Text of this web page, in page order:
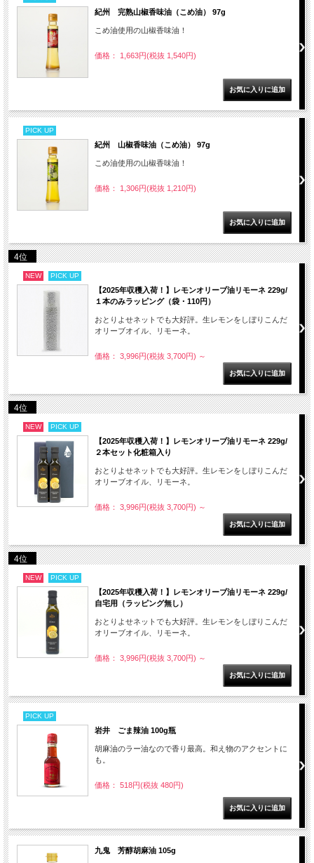
紀州 完熟山椒香味油（こめ油） 97g
こめ油使用の山椒香味油！
価格： 1,663円(税抜 1,540円)
PICK UP
紀州 山椒香味油（こめ油） 97g
こめ油使用の山椒香味油！
価格： 1,306円(税抜 1,210円)
4位
NEW PICK UP
【2025年収穫入荷！】レモンオリーブ油リモーネ 229g/
１本のみラッピング（袋・110円）
おとりよせネットでも大好評。生レモンをしぼりこんだ
オリーブオイル、リモーネ。
価格： 3,996円(税抜 3,700円) ～
4位
NEW PICK UP
【2025年収穫入荷！】レモンオリーブ油リモーネ 229g/
２本セット化粧箱入り
おとりよせネットでも大好評。生レモンをしぼりこんだ
オリーブオイル、リモーネ。
価格： 3,996円(税抜 3,700円) ～
4位
NEW PICK UP
【2025年収穫入荷！】レモンオリーブ油リモーネ 229g/
自宅用（ラッピング無し）
おとりよせネットでも大好評。生レモンをしぼりこんだ
オリーブオイル、リモーネ。
価格： 3,996円(税抜 3,700円) ～
PICK UP
岩井 ごま辣油 100g瓶
胡麻油のラー油なので香り最高。和え物のアクセントに
も。
価格： 518円(税抜 480円)
九鬼 芳醇胡麻油 105g